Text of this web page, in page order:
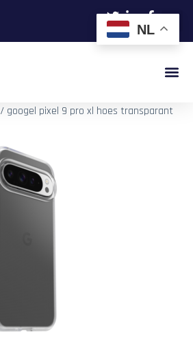
/ googel pixel 9 pro xl hoes transparant
NL